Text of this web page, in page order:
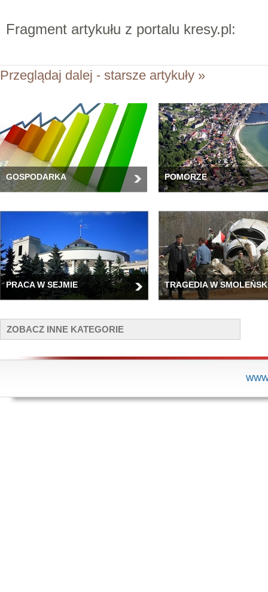
Fragment artykułu z portalu kresy.pl:
Przeglądaj dalej - starsze artykuły »
GOSPODARKA POMORZE
PRACA W SEJMIE TRAGEDIA W
ZOBACZ INNE KATEGORIE